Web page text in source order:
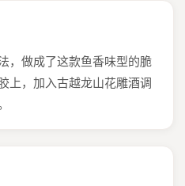
，做成了这款鱼香味型的脆
上，加入古越龙山花雕酒调